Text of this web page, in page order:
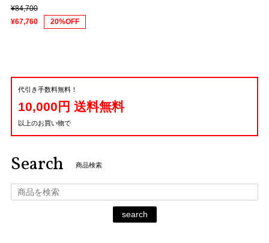
¥84,700
¥67,760
20%OFF
代引き手数料無料！
10,000円 送料無料
以上のお買い物で
Search 商品検索
search